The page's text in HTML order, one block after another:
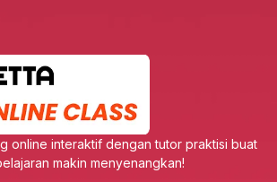
online interaktif dengan tutor praktisi buat
makin menyenangkan!